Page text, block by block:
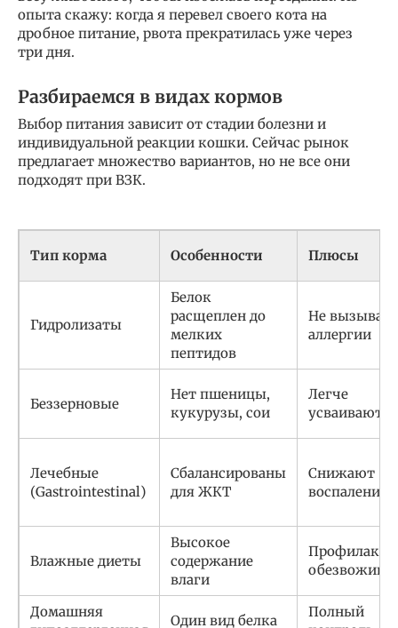
опыта скажу: когда я перевел своего кота на
дробное питание, рвота прекратилась уже через
три дня.
Разбираемся в видах кормов
Выбор питания зависит от стадии болезни и
индивидуальной реакции кошки. Сейчас рынок
предлагает множество вариантов, но не все они
подходят при ВЗК.
Тип корма Особенности Плюсы
Гидролизаты
Белок
расщеплен до
мелких
пептидов
Не вызывает
аллергии
Беззерновые
Нет пшеницы,
кукурузы, сои
Легче
усваиваются
Лечебные
(Gastrointestinal)
Сбалансированы
для ЖКТ
Снижают
воспаление
Влажные диеты
Высокое
содержание
влаги
Домашняя
Один вид белка
Полный